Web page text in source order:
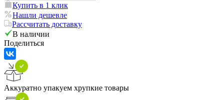
Купить в 1 клик
Нашли дешевле
Рассчитать доставку
В наличии
Поделиться
Аккуратно упакуем хрупкие товары